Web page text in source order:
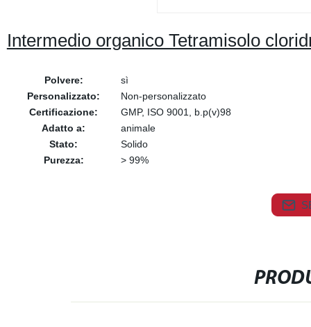
Intermedio organico Tetramisolo
Polvere:
sì
Personalizzato:
Non-personalizzato
Certificazione:
GMP, ISO 9001, b.p(v)98
Adatto a:
animale
Stato:
Solido
Purezza:
> 99%